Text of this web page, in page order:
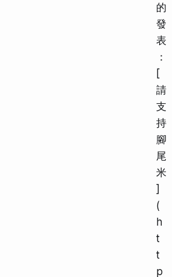
的
發
表
：
[
請
支
持
腳
尾
米
]
(
h
t
t
p